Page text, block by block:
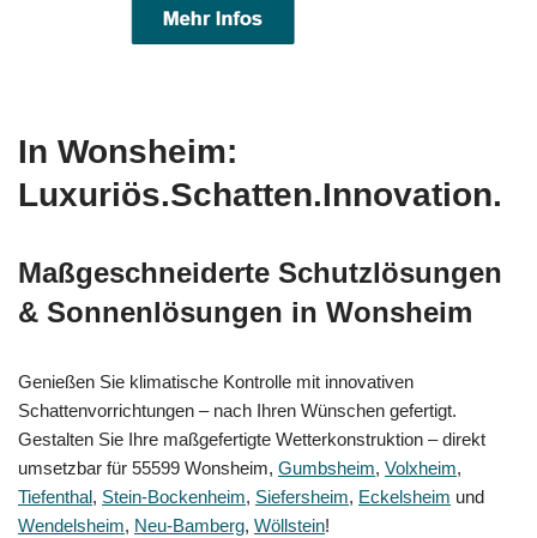
In Wonsheim:
Luxuriös.Schatten.Innovation.
Maßgeschneiderte Schutzlösungen
& Sonnenlösungen in Wonsheim
Genießen Sie klimatische Kontrolle mit innovativen
Schattenvorrichtungen – nach Ihren Wünschen gefertigt.
Gestalten Sie Ihre maßgefertigte Wetterkonstruktion – direkt
umsetzbar für 55599 Wonsheim, Gumbsheim, Volxheim,
Tiefenthal, Stein-Bockenheim, Siefersheim, Eckelsheim und
Wendelsheim, Neu-Bamberg, Wöllstein!